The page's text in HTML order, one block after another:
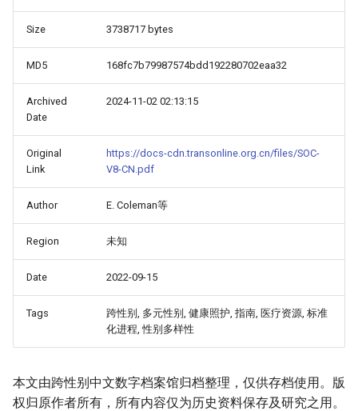
Size 3738717 bytes
MD5 168fc7b79987574bdd192280702eaa32
Archived
Date
2024-11-02 02:13:15
Original
Link
https://docs-cdn.transonline.org.cn/files/SOC-
V8-CN.pdf
Author E. Coleman等
Region 未知
Date 2022-09-15
Tags
跨性别, 多元性别, 健康照护, 指南, 医疗资源, 标准
化进程, 性别多样性
本文由跨性别中文数字档案馆归档整理，仅供存档使用。版
权归原作者所有，所有内容仅为历史资料保存及研究之用。